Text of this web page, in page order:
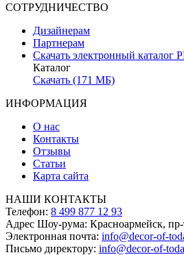
СОТРУДНИЧЕСТВО
Дизайнерам
Партнерам
Скачать электронный каталог
Каталог
Скачать (171 МБ)
ИНФОРМАЦИЯ
О нас
Контакты
Отзывы
Статьи
Карта сайта
НАШИ КОНТАКТЫ
Телефон: 8 499 877 12 93
Адрес Шоу-рума: Красноармейск,
Электронная почта: info@decor-of-
Письмо директору: info@decor-of-